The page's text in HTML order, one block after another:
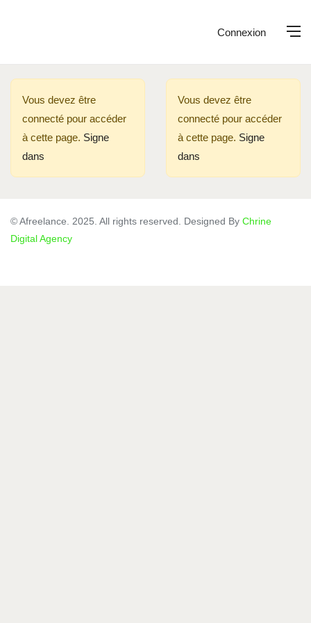
Connexion
Vous devez être
connecté pour accéder
à cette page. Signe
dans
Vous devez être
connecté pour accéder
à cette page. Signe
dans
© Afreelance. 2025. All rights reserved. Designed By Chrine
Digital Agency